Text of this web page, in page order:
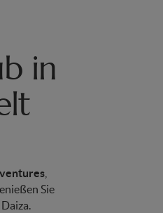
in
,
Sie